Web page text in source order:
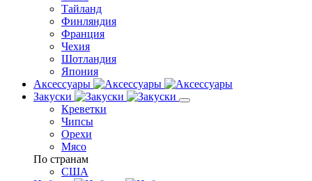
Тайланд
Финляндия
Франция
Чехия
Шотландия
Япония
Аксессуары
Закуски
Креветки
Чипсы
Орехи
Мясо
По странам
США